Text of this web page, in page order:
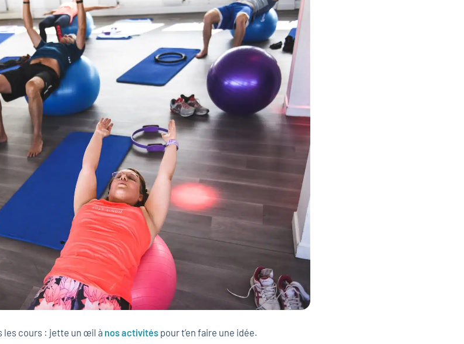
les cours : jette un œil à nos activités pour t’en faire une idée.